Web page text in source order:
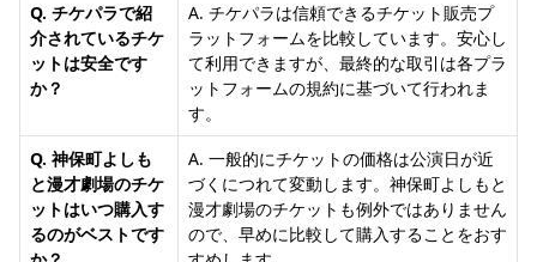
Q. チケパラで紹
介されているチケ
ットは安全です
か？
A. チケパラは信頼できるチケット販売プ
ラットフォームを比較しています。安心し
て利用できますが、最終的な取引は各プラ
ットフォームの規約に基づいて行われま
す。
Q. 神保町よしも
と漫才劇場のチケ
ットはいつ購入す
るのがベストです
A. 一般的にチケットの価格は公演日が近
づくにつれて変動します。神保町よしもと
漫才劇場のチケットも例外ではありません
ので、早めに比較して購入することをおす